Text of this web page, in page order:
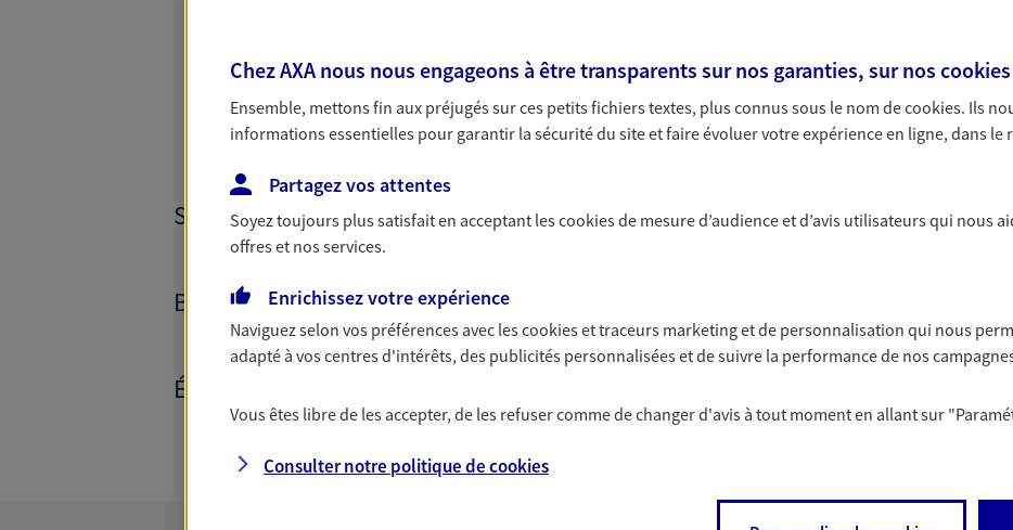
PARTICULIERS PRO & ENTREPRISES
SANTÉ ET PRÉVOYANCE
BANQUE ET CRÉDITS
ÉPARGNE ET RETRAITE
Chez AXA nous nous engageons à être transparents sur nos garanties, sur nos
Ensemble, mettons fin aux préjugés sur ces petits fichiers textes, plus connus sous le nom decookies. Ils
informations essentielles pour garantir la sécurité du site et faire évoluer votre expérience en ligne, dans le
Partagez vos attentes
Soyez toujours plus satisfait en acceptant lescookiesde mesure d’audience et d’avis utilisateurs qui nous
offres et nos services.
Enrichissez votre expérience
Naviguez selon vos préférences avec lescookies et traceurs marketing et de personnalisation qui nous
adapté à vos centres d'intérêts, des publicités personnalisées et de suivre la performance de nos
Vous êtes libre de les accepter, de les refuser comme de changer d'avis à tout moment en allant sur
Consulter notre politique decookies